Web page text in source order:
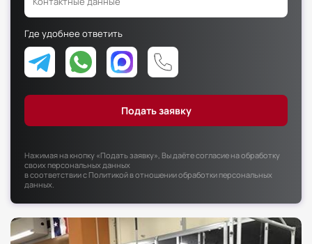
Факультет физической культуры и спорта
Юридический факультет
Факультет менеджмента и экономики
Факультет рекламы и связей с общественностью
Где удобнее ответить
Нажимая на кнопку «Подать заявку», Вы даёте согласие на обработку
своих персональных данных
в соответствии сПолитикой в отношении обработки персональных
данных.